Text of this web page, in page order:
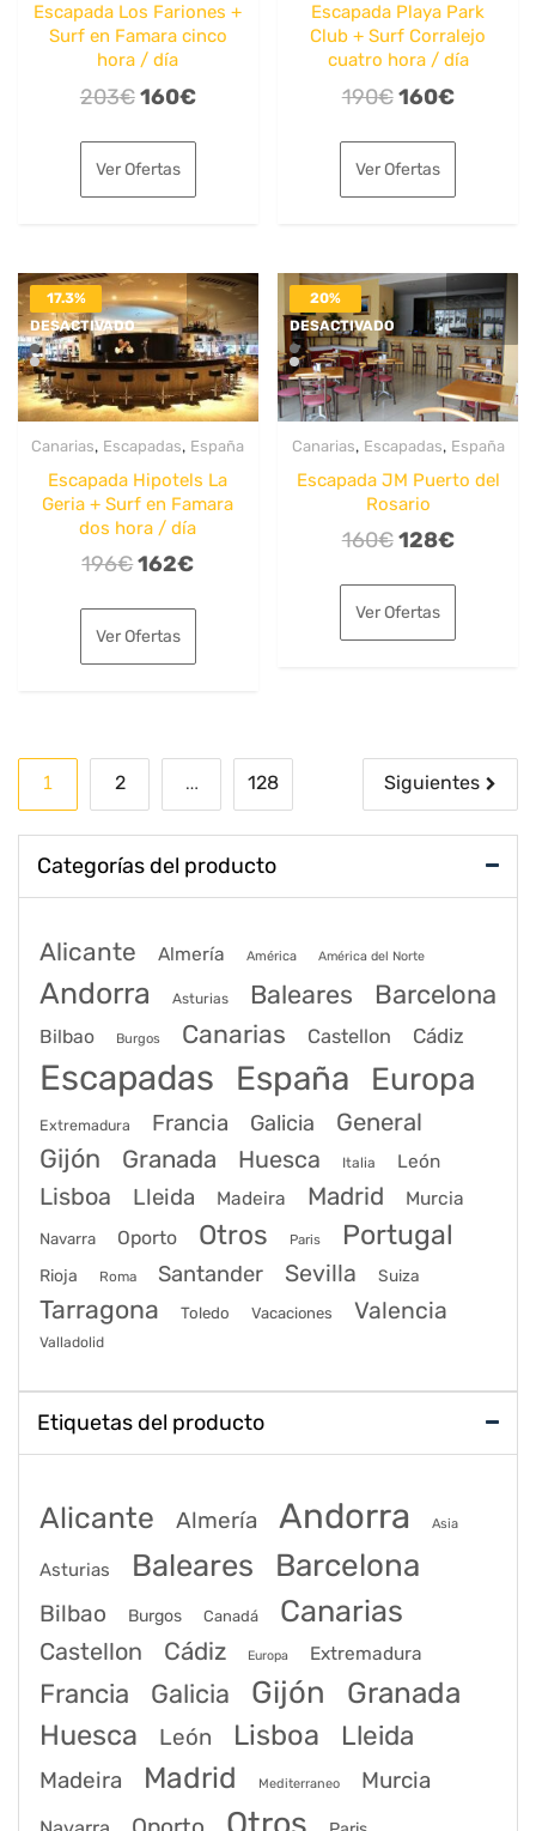
Escapada Los Fariones +
Surf en Famara cinco
hora / día
203€El
original
era:
160€El
es:
Ver Ofertas
Escapada Playa Park
Club + Surf Corralejo
cuatro hora / día
190€El
original
era:
160€El
es:
Ver Ofertas
17.3%
DESACTIVADO
Canarias, Escapadas, España
Escapada Hipotels La
Geria + Surf en Famara
dos hora / día
196€El
original
era:
162€El
es:
Ver Ofertas
20%
DESACTIVADO
Canarias, Escapadas, España
Escapada JM Puerto del
Rosario
160€El
original
era:
128€El
es:
Ver Ofertas
Paginación
de
entradas
1 2 … 128 Siguientes
Categorías del producto
Alicante Almería América América del Norte
Andorra Asturias Baleares Barcelona
Bilbao Burgos Canarias Castellon Cádiz
Escapadas España Europa
Extremadura Francia Galicia General
Gijón Granada Huesca Italia León
Lisboa Lleida Madeira Madrid Murcia
Navarra Oporto Otros Paris Portugal
Rioja Roma Santander Sevilla Suiza
Tarragona Toledo Vacaciones Valencia
Valladolid
Etiquetas del producto
Alicante Almería Andorra Asia
Asturias Baleares Barcelona
Bilbao Burgos Canadá Canarias
Castellon Cádiz Europa Extremadura
Francia Galicia Gijón Granada
Huesca León Lisboa Lleida
Madeira Madrid Mediterraneo Murcia